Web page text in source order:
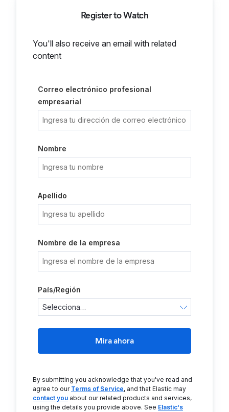
Register to Watch
You'll also receive an email with related
content
Correo electrónico profesional
empresarial
Nombre
Apellido
Nombre de la empresa
País/Región
Mira ahora
By submitting you acknowledge that you've read and
agree to our Terms of Service, and that Elastic may
contact you about our related products and services,
using the details you provide above. See Elastic's